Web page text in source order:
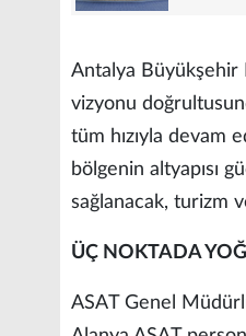
Antalya Büyükşehir
vizyonu
tüm hızıyla devam
bölgenin altyapısı
sağlanacak, turizm
ÜÇ NOKTADA
ASAT Genel